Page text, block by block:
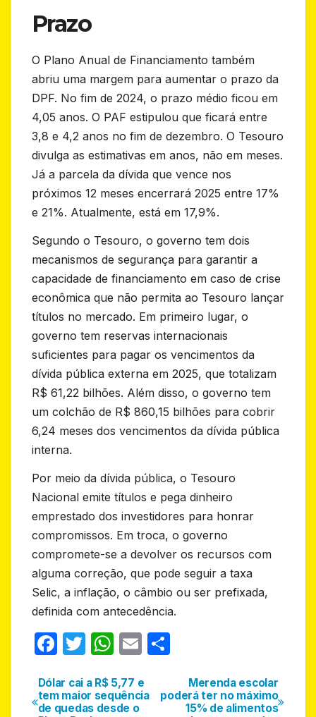
Prazo
O Plano Anual de Financiamento também
abriu uma margem para aumentar o prazo da
DPF. No fim de 2024, o prazo médio ficou em
4,05 anos. O PAF estipulou que ficará entre
3,8 e 4,2 anos no fim de dezembro. O Tesouro
divulga as estimativas em anos, não em meses.
Já a parcela da dívida que vence nos
próximos 12 meses encerrará 2025 entre 17%
e 21%. Atualmente, está em 17,9%.
Segundo o Tesouro, o governo tem dois
mecanismos de segurança para garantir a
capacidade de financiamento em caso de crise
econômica que não permita ao Tesouro lançar
títulos no mercado. Em primeiro lugar, o
governo tem reservas internacionais
suficientes para pagar os vencimentos da
dívida pública externa em 2025, que totalizam
R$ 61,22 bilhões. Além disso, o governo tem
um colchão de R$ 860,15 bilhões para cobrir
6,24 meses dos vencimentos da dívida pública
interna.
Por meio da dívida pública, o Tesouro
Nacional emite títulos e pega dinheiro
emprestado dos investidores para honrar
compromissos. Em troca, o governo
compromete-se a devolver os recursos com
alguma correção, que pode seguir a taxa
Selic, a inflação, o câmbio ou ser prefixada,
definida com antecedência.
F
c
e
T
itt
er
W
at
s
E
ail ar
Navegação
Merenda escolar
poderá ter no máximo
15% de alimentos
Dólar cai a R$ 5,77 e
tem maior sequência
de quedas desde o